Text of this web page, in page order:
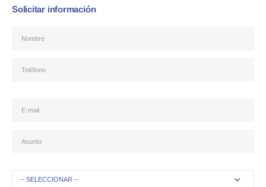
Solicitar información